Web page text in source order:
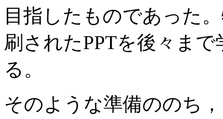
目指したものであった
刷されたPPTを後々ま
る。
そのような準備ののち